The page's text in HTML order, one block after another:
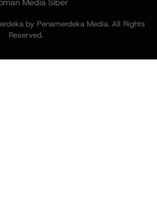
Media Siber
by Penamerdeka Media. All Rights
Reserved.